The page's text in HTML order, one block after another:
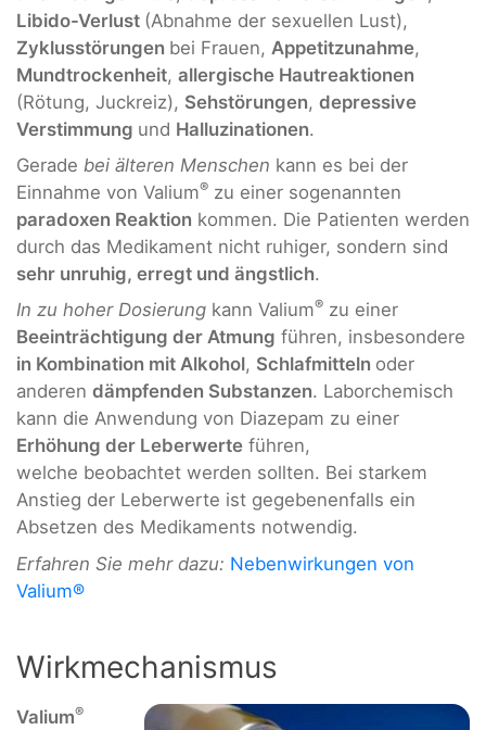
Libido-Verlust (Abnahme der sexuellen Lust),
Zyklusstörungen bei Frauen, Appetitzunahme,
Mundtrockenheit, allergische Hautreaktionen
(Rötung, Juckreiz), Sehstörungen, depressive
Verstimmung und Halluzinationen.
Gerade bei älteren Menschen kann es bei der
Einnahme von Valium® zu einer sogenannten
paradoxen Reaktion kommen. Die Patienten werden
durch das Medikament nicht ruhiger, sondern sind
sehr unruhig, erregt und ängstlich.
In zu hoher Dosierung kann Valium® zu einer
Beeinträchtigung der Atmung führen, insbesondere
in Kombination mit Alkohol, Schlafmitteln oder
anderen dämpfenden Substanzen. Laborchemisch
kann die Anwendung von Diazepam zu einer
Erhöhung der Leberwerte führen,
welche beobachtet werden sollten. Bei starkem
Anstieg der Leberwerte ist gegebenenfalls ein
Absetzen des Medikaments notwendig.
Erfahren Sie mehr dazu: Nebenwirkungen von
Valium®
Wirkmechanismus
Valium®